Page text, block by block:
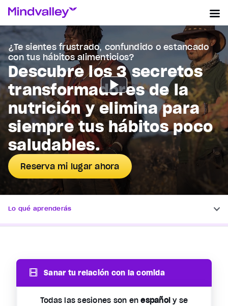
¿Te sientes frustrado, confundido o estancado
con tus hábitos alimenticios?
Descubre los 3 secretos
transformadores de la
nutrición y elimina para
siempre tus hábitos poco
saludables.
Reserva mi lugar ahora
Lo qué aprenderás
Sanar tu relación con la comida
Todas las sesiones son enespañol y se